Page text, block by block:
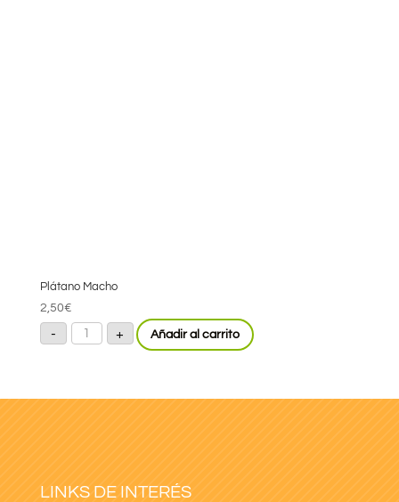
Plátano Macho
2,50€
-
Plátano
Macho
+ Añadir al carrito
LINKS DE INTERÉS